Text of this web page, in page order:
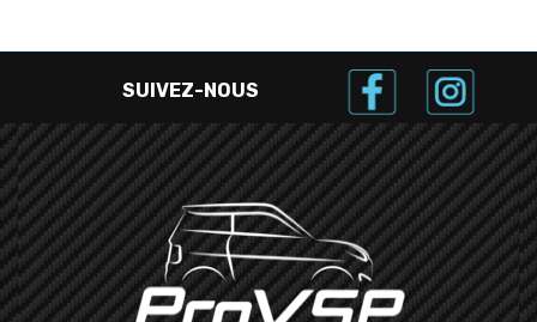
SUIVEZ-NOUS